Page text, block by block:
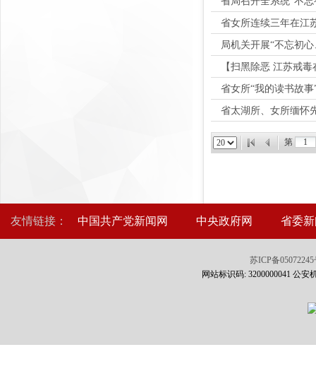
省女所连续三年在江
局机关开展“不忘初
【扫黑除恶 江苏戒
省女所“我的读书故
省太湖所、女所缅怀
第
友情链接： 中国共产党新闻网 中央政府网 省委
苏ICP备05072245
网站标识码: 3200000041 公安